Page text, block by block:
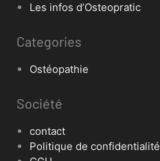
Les infos d’Osteopratic
Categories
Ostéopathie
Société
contact
Politique de confidentialité